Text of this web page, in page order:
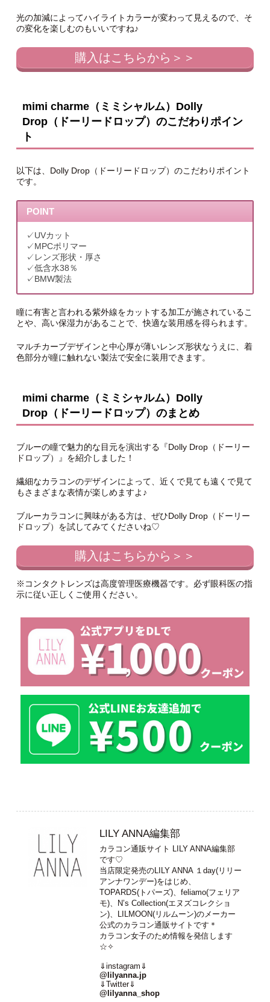
光の加減によってハイライトカラーが変わって見えるので、そ
の変化を楽しむのもいいですね♪
購入はこちらから＞＞
mimi charme（ミミシャルム）Dolly
Drop（ドーリードロップ）のこだわりポイン
ト
以下は、Dolly Drop（ドーリードロップ）のこだわりポイント
です。
POINT
✓UVカット
✓MPCポリマー
✓レンズ形状・厚さ
✓低含水38％
✓BMW製法
瞳に有害と言われる紫外線をカットする加工が施されているこ
とや、高い保湿力があることで、快適な装用感を得られます。
マルチカーブデザインと中心厚が薄いレンズ形状なうえに、着
色部分が瞳に触れない製法で安全に装用できます。
mimi charme（ミミシャルム）Dolly
Drop（ドーリードロップ）のまとめ
ブルーの瞳で魅力的な目元を演出する『Dolly Drop（ドーリー
ドロップ）』を紹介しました！
繊細なカラコンのデザインによって、近くで見ても遠くで見て
もさまざまな表情が楽しめますよ♪
ブルーカラコンに興味がある方は、ぜひDolly Drop（ドーリー
ドロップ）を試してみてくださいね♡
購入はこちらから＞＞
※コンタクトレンズは高度管理医療機器です。必ず眼科医の指
示に従い正しくご使用ください。
LILY ANNA編集部
カラコン通販サイト LILY ANNA編集部
です♡
当店限定発売のLILY ANNA １day(リリー
アンナワンデー)をはじめ、
TOPARDS(トパーズ)、feliamo(フェリア
モ)、N’s Collection(エヌズコレクショ
ン)、LILMOON(リルムーン)のメーカー
公式のカラコン通販サイトです＊
カラコン女子のため情報を発信します
☆✧
⇓instagram⇓
@lilyanna.jp
⇓Twitter⇓
@lilyanna_shop